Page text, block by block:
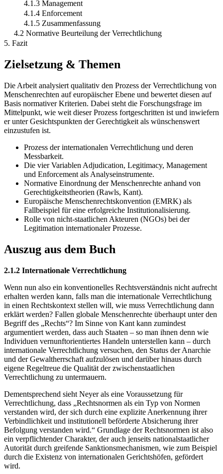
4.1.3 Management
4.1.4 Enforcement
4.1.5 Zusammenfassung
4.2 Normative Beurteilung der Verrechtlichung
5. Fazit
Zielsetzung & Themen
Die Arbeit analysiert qualitativ den Prozess der Verrechtlichung von
Menschenrechten auf europäischer Ebene und bewertet diesen auf
Basis normativer Kriterien. Dabei steht die Forschungsfrage im
Mittelpunkt, wie weit dieser Prozess fortgeschritten ist und inwiefern
er unter Gesichtspunkten der Gerechtigkeit als wünschenswert
einzustufen ist.
Prozess der internationalen Verrechtlichung und deren
Messbarkeit.
Die vier Variablen Adjudication, Legitimacy, Management
und Enforcement als Analyseinstrumente.
Normative Einordnung der Menschenrechte anhand von
Gerechtigkeitstheorien (Rawls, Kant).
Europäische Menschenrechtskonvention (EMRK) als
Fallbeispiel für eine erfolgreiche Institutionalisierung.
Rolle von nicht-staatlichen Akteuren (NGOs) bei der
Legitimation internationaler Prozesse.
Auszug aus dem Buch
2.1.2 Internationale Verrechtlichung
Wenn nun also ein konventionelles Rechtsverständnis nicht aufrecht
erhalten werden kann, falls man die internationale Verrechtlichung
in einen Rechtskontext stellen will, wie muss Verrechtlichung dann
erklärt werden? Fallen globale Menschenrechte überhaupt unter den
Begriff des „Rechts“? Im Sinne von Kant kann zumindest
argumentiert werden, dass auch Staaten – so man ihnen denn wie
Individuen vernunftorientiertes Handeln unterstellen kann – durch
internationale Verrechtlichung versuchen, den Status der Anarchie
und der Gewaltherrschaft aufzulösen und darüber hinaus durch
eigene Regeltreue die Qualität der zwischenstaatlichen
Verrechtlichung zu untermauern.
Dementsprechend sieht Neyer als eine Voraussetzung für
Verrechtlichung, dass „Rechtsnormen als ein Typ von Normen
verstanden wird, der sich durch eine explizite Anerkennung ihrer
Verbindlichkeit und institutionell beförderte Absicherung ihrer
Befolgung verstanden wird.“ Grundlage der Rechtsnormen ist also
ein verpflichtender Charakter, der auch jenseits nationalstaatlicher
Autorität durch greifende Sanktionsmechanismen, wie zum Beispiel
durch die Existenz von internationalen Gerichtshöfen, gefördert
wird.